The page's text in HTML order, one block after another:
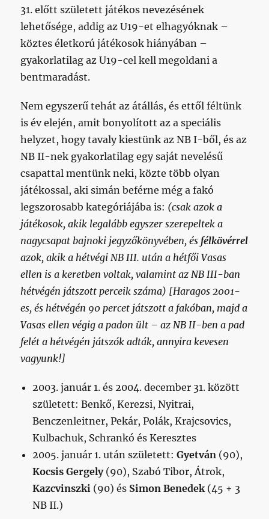
31. előtt született játékos nevezésének
lehetősége, addig az U19-et elhagyóknak –
köztes életkorú játékosok hiányában –
gyakorlatilag az U19-cel kell megoldani a
bentmaradást.
Nem egyszerű tehát az átállás, és ettől féltünk
is év elején, amit bonyolított az a speciális
helyzet, hogy tavaly kiestünk az NB I-ből, és az
NB II-nek gyakorlatilag egy saját nevelésű
csapattal mentünk neki, közte több olyan
játékossal, aki simán beférne még a fakó
legszorosabb kategóriájába is: (csak azok a
játékosok, akik legalább egyszer szerepeltek a
nagycsapat bajnoki jegyzőkönyvében, és félkövérrel
azok, akik a hétvégi NB III. után a hétfői Vasas
ellen is a keretben voltak, valamint az NB III-ban
hétvégén játszott perceik száma) [Haragos 2001-
es, és hétvégén 90 percet játszott a fakóban, majd a
Vasas ellen végig a padon ült – az NB II-ben a pad
felét a hétvégén játszók adták, annyira kevesen
vagyunk!]
2003. január 1. és 2004. december 31. között
született: Benkő, Kerezsi, Nyitrai,
Benczenleitner, Pekár, Polák, Krajcsovics,
Kulbachuk, Schrankó és Keresztes
2005. január 1. után született:Gyetván (90),
Kocsis Gergely(90), Szabó Tibor, Átrok,
Kazcvinszki (90) és Simon Benedek(45 + 3
NB II.)